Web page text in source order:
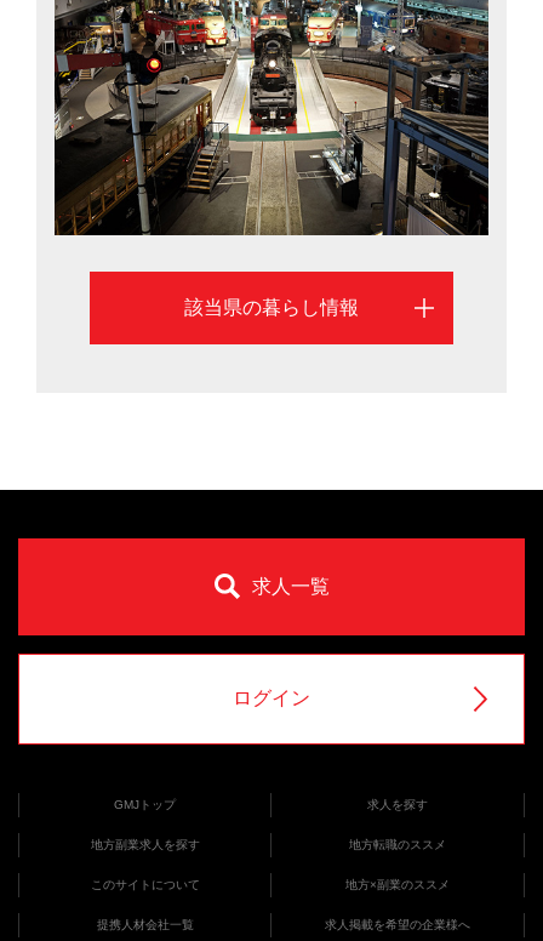
盛んです。東京都内と変わらない生活をより安い費用で
でき、アウトドアやスポーツも気軽に楽しめる環境が魅
力です。そんな埼玉県の情報について、県庁所在地であ
るさいたま市を中心にご紹介します。
該当県の暮らし情報
求人一覧
ログイン
GMJトップ 求人を探す
地方副業求人を探す 地方転職のススメ
このサイトについて 地方×副業のススメ
提携人材会社一覧 求人掲載を希望の企業様へ